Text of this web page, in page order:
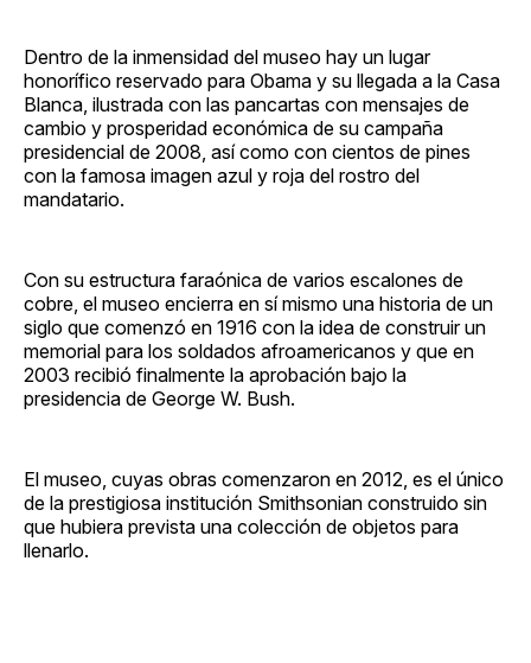
Dentro de la inmensidad del museo hay un lugar
honorífico reservado para Obama y su llegada a la Casa
Blanca, ilustrada con las pancartas con mensajes de
cambio y prosperidad económica de su campaña
presidencial de 2008, así como con cientos de pines
con la famosa imagen azul y roja del rostro del
mandatario.
Con su estructura faraónica de varios escalones de
cobre, el museo encierra en sí mismo una historia de un
siglo que comenzó en 1916 con la idea de construir un
memorial para los soldados afroamericanos y que en
2003 recibió finalmente la aprobación bajo la
presidencia de George W. Bush.
El museo, cuyas obras comenzaron en 2012, es el único
de la prestigiosa institución Smithsonian construido sin
que hubiera prevista una colección de objetos para
llenarlo.